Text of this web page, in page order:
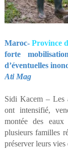
Maroc- Province
forte
d’éventuelles
Ati Mag
Sidi Kacem – Les
ont intensifié,
montée des
plusieurs familles
préserver leurs vies